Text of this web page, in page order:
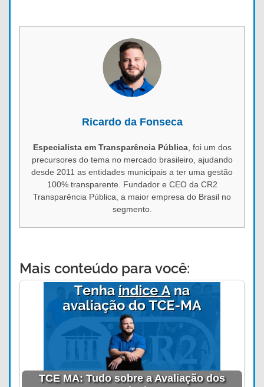
Ricardo da Fonseca
Especialista em Transparência Pública, foi um dos
precursores do tema no mercado brasileiro, ajudando
desde 2011 as entidades municipais a ter uma gestão
100% transparente. Fundador e CEO da CR2
Transparência Pública, a maior empresa do Brasil no
segmento.
Mais conteúdo para você:
TCE MA: Tudo sobre a Avaliação dos